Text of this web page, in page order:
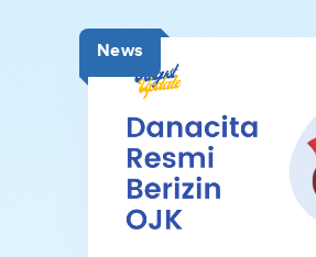
News